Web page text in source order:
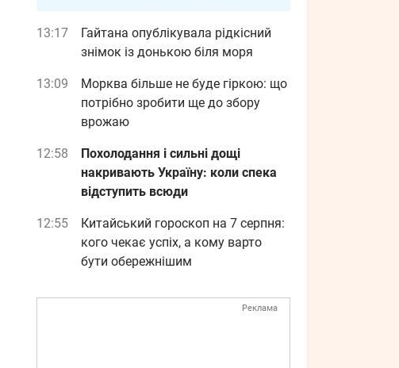
13:17
Гайтана опублікувала рідкісний
знімок із донькою біля моря
13:09
Морква більше не буде гіркою: що
потрібно зробити ще до збору
врожаю
12:58
Похолодання і сильні дощі
накривають Україну: коли спека
відступить всюди
12:55
Китайський гороскоп на 7 серпня:
кого чекає успіх, а кому варто
бути обережнішим
Реклама